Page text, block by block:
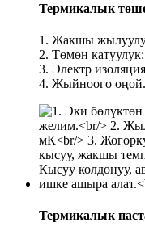
Термикалык
1. Жакшы
2. Төмөн
3. Электр
4. Жыйноого оңой.
Термикалык